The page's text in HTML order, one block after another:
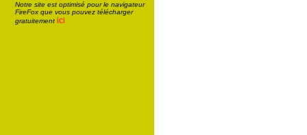
Notre site est optimisé pour le navigateur
FireFox que vous pouvez télécharger
gratuitement ici